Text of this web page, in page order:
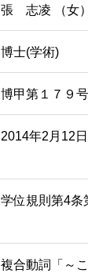
張 志凌 （女）
博士(学術)
博甲第１７９号
2014年2月12日
学位規則第4条
複合動詞「～